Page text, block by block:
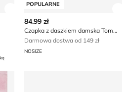
POPULARNE
84.99 zł
Czapka z daszkiem damska Tommy Jeans
Darmowa dostwa od 149 zł
NOSIZE
chusta